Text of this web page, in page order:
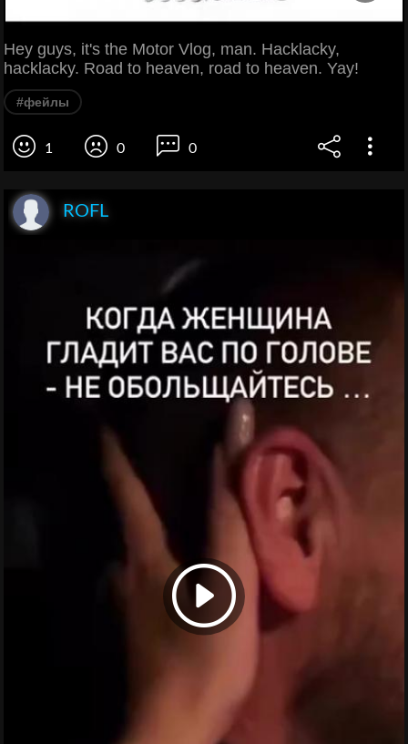
Hey guys, it's the Motor Vlog, man. Hacklacky,
hacklacky. Road to heaven, road to heaven. Yay!
#фейлы
1 0 0
ROFL